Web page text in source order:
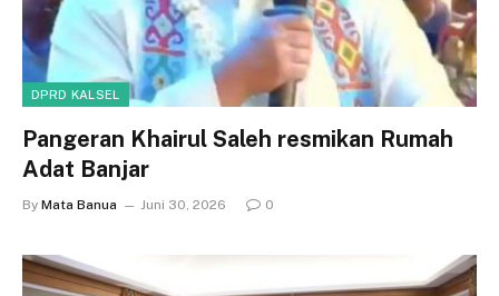
DPRD KALSEL
Pangeran Khairul Saleh resmikan Rumah
Adat Banjar
By Mata Banua Juni 30, 2026 0